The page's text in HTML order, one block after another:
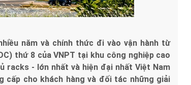
năm và chính thức đi vào vận hành từ
thứ 8 của VNPT tại khu công nghiệp cao
racks - lớn nhất và hiện đại nhất Việt Nam
cấp cho khách hàng và đối tác những giải